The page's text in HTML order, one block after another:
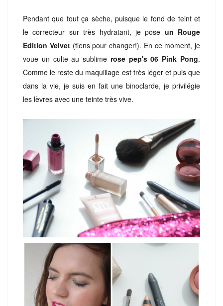
Pendant que tout ça sèche, puisque le fond de teint et
le correcteur sur très hydratant, je pose un Rouge
Edition Velvet(tiens pour changer!). En ce moment, je
voue un culte au sublime rose pep's 06 Pink Pong.
Comme le reste du maquillage est très léger et puis que
dans la vie, je suis en fait une binoclarde, je privilégie
les lèvres avec une teinte très vive.